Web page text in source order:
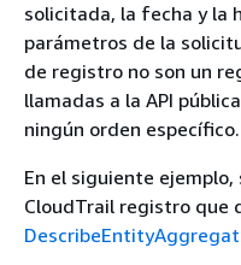
solicitada, la fecha y la
parámetros de la
de registro no son un
llamadas a la API
ningún orden específico.
En el siguiente
CloudTrail registro que